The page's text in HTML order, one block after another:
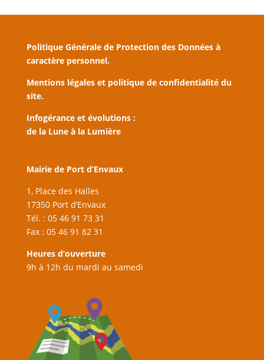
Politique Générale de Protection des Données à
caractère personnel.
Mentions légales et politique de confidentialité du
site.
Infogérance et évolutions :
de la Lune à la Lumière
Mairie de Port d’Envaux
1, Place des Halles
17350 Port d’Envaux
Tél. : 05 46 91 73 31
Fax : 05 46 91 82 31
Heures d’ouverture
9h à 12h du mardi au samedi